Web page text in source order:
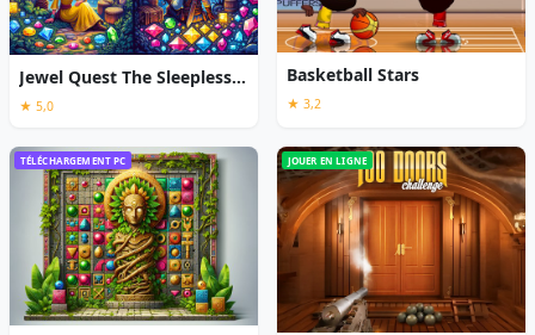
Jewel Quest The Sleepless Star
★ 5,0
Basketball Stars
★ 3,2
TÉLÉCHARGEMENT PC JOUER EN LIGNE